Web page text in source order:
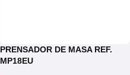
PRENSADOR DE MASA REF.
MP18EU